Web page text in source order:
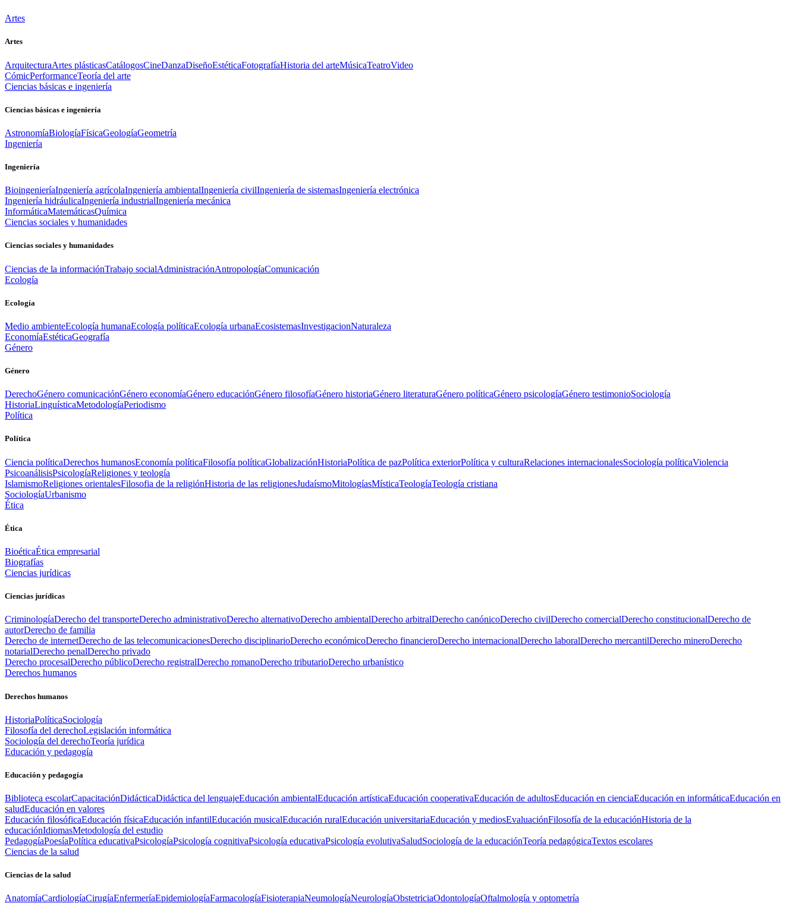
Artes
Artes
ArquitecturaArtes plásticasCatálogosCineDanzaDiseñoEstéticaFotografíaHistoria del arteMúsicaTeatroVideo
CómicPerformanceTeoría del arte
Ciencias básicas e ingeniería
Ciencias básicas e ingeniería
AstronomíaBiologíaFísicaGeologíaGeometría
Ingeniería
Ingeniería
BioingenieríaIngeniería agrícolaIngeniería ambientalIngeniería civilIngeniería de sistemasIngeniería electrónica
Ingeniería hidráulicaIngeniería industrialIngeniería mecánica
InformáticaMatemáticasQuímica
Ciencias sociales y humanidades
Ciencias sociales y humanidades
Ciencias de la informaciónTrabajo socialAdministraciónAntropologíaComunicación
Ecología
Ecología
Medio ambienteEcología humanaEcología políticaEcología urbanaEcosistemasInvestigacionNaturaleza
EconomíaEstéticaGeografía
Género
Género
DerechoGénero comunicaciónGénero economíaGénero educaciónGénero filosofíaGénero historiaGénero literaturaGénero políticaGénero psicologíaGénero testimonioSociología
HistoriaLinguísticaMetodologíaPeriodismo
Política
Política
Ciencia políticaDerechos humanosEconomía políticaFilosofía políticaGlobalizaciónHistoriaPolítica de pazPolítica exteriorPolítica y culturaRelaciones internacionalesSociología políticaViolencia
PsicoanálisisPsicologíaReligiones y teología
IslamismoReligiones orientalesFilosofia de la religiónHistoria de las religionesJudaísmoMitologíasMísticaTeologíaTeología cristiana
SociologíaUrbanismo
Ética
Ética
BioéticaÉtica empresarial
Biografías
Ciencias jurídicas
Ciencias jurídicas
CriminologíaDerecho del transporteDerecho administrativoDerecho alternativoDerecho ambientalDerecho arbitralDerecho canónicoDerecho civilDerecho comercialDerecho constitucionalDerecho de
autorDerecho de familia
Derecho de internetDerecho de las telecomunicacionesDerecho disciplinarioDerecho económicoDerecho financieroDerecho internacionalDerecho laboralDerecho mercantilDerecho mineroDerecho
notarialDerecho penalDerecho privado
Derecho procesalDerecho públicoDerecho registralDerecho romanoDerecho tributarioDerecho urbanístico
Derechos humanos
Derechos humanos
HistoriaPolíticaSociología
Filosofía del derechoLegislación informática
Sociología del derechoTeoría jurídica
Educación y pedagogía
Educación y pedagogía
Biblioteca escolarCapacitaciónDidácticaDidáctica del lenguajeEducación ambientalEducación artísticaEducación cooperativaEducación de adultosEducación en cienciaEducación en informáticaEducación en
saludEducación en valores
Educación filosóficaEducación físicaEducación infantilEducación musicalEducación ruralEducación universitariaEducación y mediosEvaluaciónFilosofía de la educaciónHistoria de la
educaciónIdiomasMetodología del estudio
PedagogíaPoesíaPolítica educativaPsicologíaPsicología cognitivaPsicología educativaPsicología evolutivaSaludSociología de la educaciónTeoría pedagógicaTextos escolares
Ciencias de la salud
Ciencias de la salud
AnatomíaCardiologíaCirugíaEnfermeríaEpidemiologíaFarmacologíaFisioterapiaNeumologíaNeurologíaObstetriciaOdontologíaOftalmología y optometría